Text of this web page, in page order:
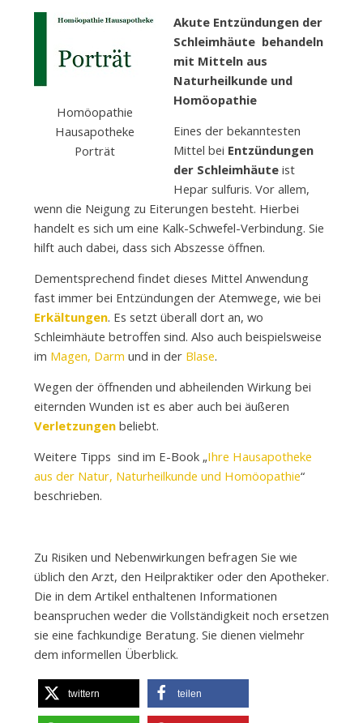
Homöopathie
Hausapotheke
Porträt
Akute Entzündungen der
Schleimhäute behandeln
mit Mitteln aus
Naturheilkunde und
Homöopathie
Eines der bekanntesten
Mittel bei Entzündungen
der Schleimhäute ist
Hepar sulfuris. Vor allem,
wenn die Neigung zu Eiterungen besteht. Hierbei
handelt es sich um eine Kalk-Schwefel-Verbindung. Sie
hilft auch dabei, dass sich Abszesse öffnen.
Dementsprechend findet dieses Mittel Anwendung
fast immer bei Entzündungen der Atemwege, wie bei
Erkältungen. Es setzt überall dort an, wo
Schleimhäute betroffen sind. Also auch beispielsweise
im Magen, Darm und in der Blase.
Wegen der öffnenden und abheilenden Wirkung bei
eiternden Wunden ist es aber auch bei äußeren
Verletzungen beliebt.
Weitere Tipps sind im E-Book „Ihre Hausapotheke
aus der Natur, Naturheilkunde und Homöopathie“
beschrieben.
Zu Risiken und Nebenwirkungen befragen Sie wie
üblich den Arzt, den Heilpraktiker oder den Apotheker.
Die in dem Artikel enthaltenen Informationen
beanspruchen weder die Vollständigkeit noch ersetzen
sie eine fachkundige Beratung. Sie dienen vielmehr
dem informellen Überblick.
twittern teilen